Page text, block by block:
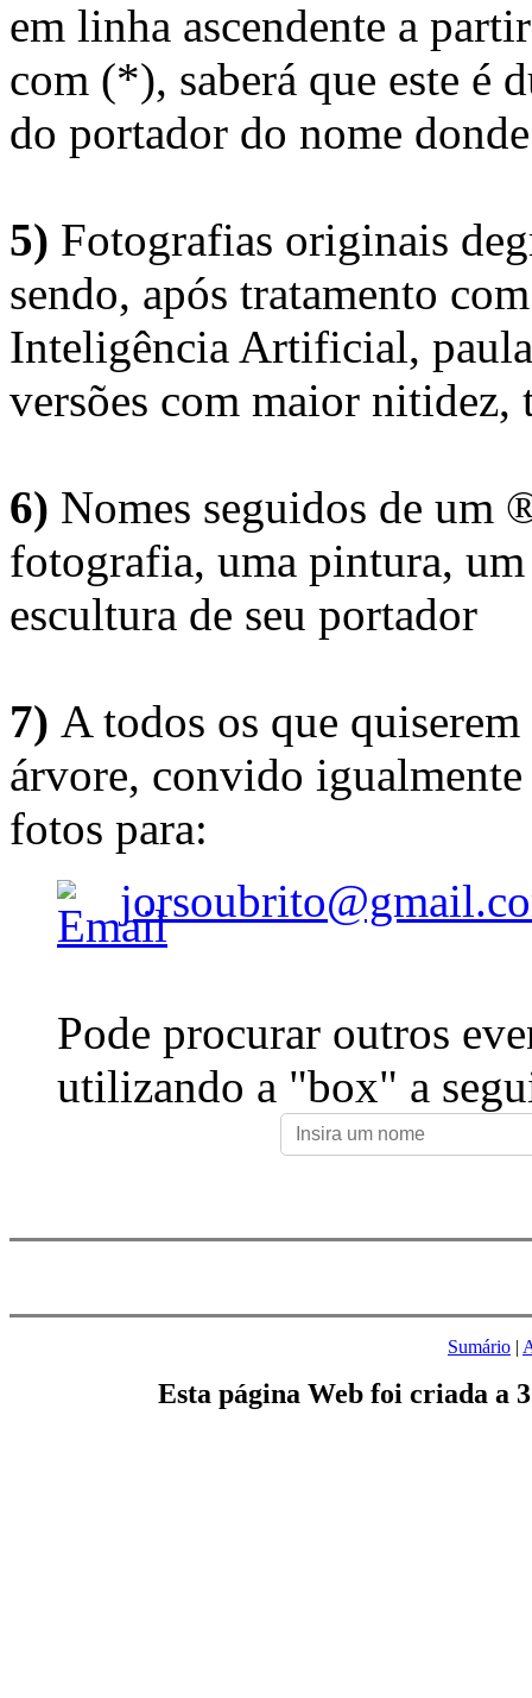
em linha ascendente a
com (*), saberá que este é
do portador do nome
5) Fotografias originais
sendo, após tratamento
Inteligência Artificial,
versões com maior nitidez,
6) Nomes seguidos de um
fotografia, uma pintura,
escultura de seu portador
7) A todos os que
árvore, convido
fotos para:
Pode procurar outros
utilizando a "box" a
Sumário |
Esta página Web foi criada a